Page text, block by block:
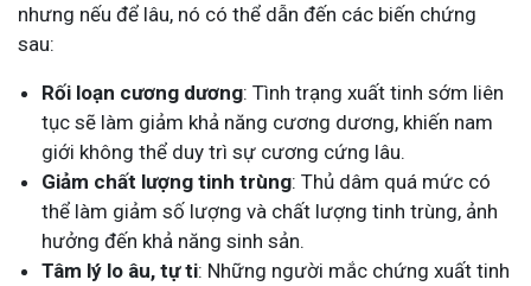
nhưng nếu để lâu, nó có thể dẫn đến các biến chứng
sau:
Rối loạn cương dương: Tình trạng xuất tinh sớm liên
tục sẽ làm giảm khả năng cương dương, khiến nam
giới không thể duy trì sự cương cứng lâu.
Giảm chất lượng tinh trùng: Thủ dâm quá mức có
thể làm giảm số lượng và chất lượng tinh trùng, ảnh
hưởng đến khả năng sinh sản.
Tâm lý lo âu, tự ti: Những người mắc chứng xuất tinh